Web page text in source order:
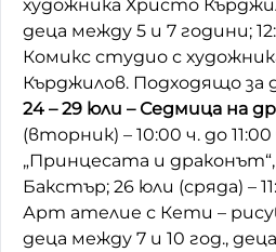
художника Христо
деца между 5 и 7 години;
Комикс студио с
Кърджилов. Подходящо за
24 – 29 юли – Седмица на
(вторник) – 10:00 ч. до
„Принцесата и
Бакстър; 26 юли (сряда) –
Арт ателие с Кети –
деца между 7 и 10 год.,